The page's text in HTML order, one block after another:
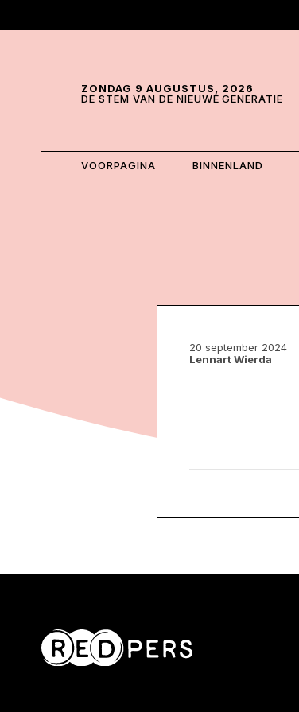
ZONDAG 9 AUGUSTUS, 2026
DE STEM VAN DE NIEUWE GENERATIE
VOORPAGINA BINNENLAND
20 september 2024
Lennart Wierda